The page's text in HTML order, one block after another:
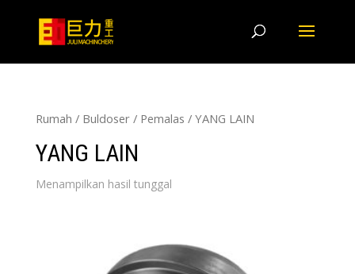
Rumah / Buldoser/ Pemalas / YANG LAIN
YANG LAIN
Menampilkan hasil tunggal